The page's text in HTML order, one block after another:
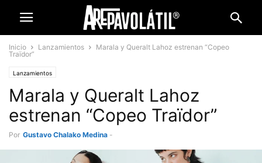
Inicio Lanzamientos
Marala y Queralt Lahoz estrenan “Copeo
Traïdor”
Lanzamientos
Marala y Queralt Lahoz
estrenan “Copeo Traïdor”
Por Gustavo Chalako Medina -